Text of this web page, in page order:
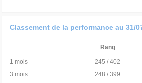
Classement de la performance au 31/
Rang
1 mois 245 / 402
3 mois
248 / 399